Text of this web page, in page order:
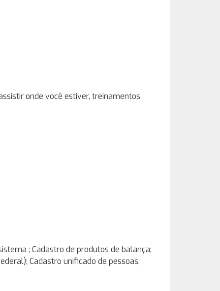
onde você estiver, treinamentos
; Cadastro de produtos de balança;
Cadastro unificado de pessoas;